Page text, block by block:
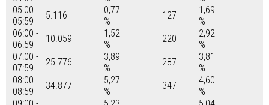
05:00 -
05:59
5.116
0,77
%
127
1,69
%
06:00 -
06:59
10.059
1,52
%
220
2,92
%
07:00 -
07:59
25.776
3,89
%
287
3,81
%
08:00 -
08:59
34.877
5,27
%
347
4,60
%